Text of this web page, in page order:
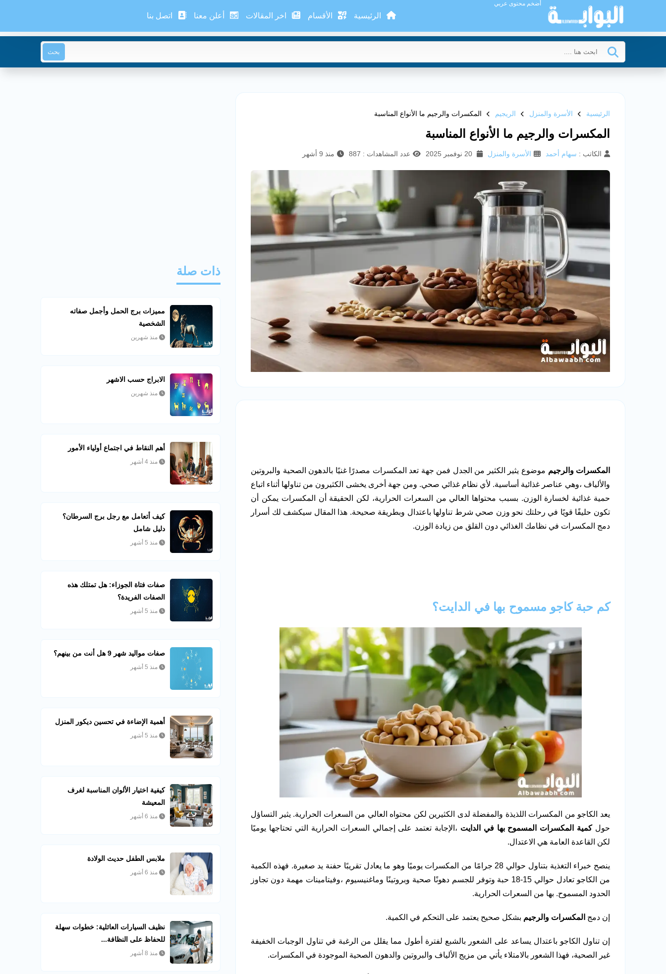
أضخم محتوى عربي
الرئيسية الأقسام اخر المقالات أعلن معنا اتصل بنا
بحث
الرئيسية الأسرة والمنزل الريجيم المكسرات والرجيم ما الأنواع المناسبة
المكسرات والرجيم ما الأنواع المناسبة
الكاتب : سهام أحمد الأسرة والمنزل عدد المشاهدات : 887 منذ 9 أشهر
المكسرات والرجيم موضوع يثير الكثير من الجدل فمن جهة تعد المكسرات مصدرًا غنيًا بالدهون الصحية والبروتين
والألياف ،وهي عناصر غذائية أساسية. لأي نظام غذائي صحي. ومن جهة أخرى يخشى الكثيرون من تناولها أثناء اتباع
حمية غذائية لخسارة الوزن. بسبب محتواها العالي من السعرات الحرارية، لكن الحقيقة أن المكسرات يمكن أن
تكون حليفًا قويًا في رحلتك نحو وزن صحي شرط تناولها باعتدال وبطريقة صحيحة. هذا المقال سيكشف لك أسرار
دمج المكسرات في نظامك الغذائي دون القلق من زيادة الوزن.
كم حبة كاجو مسموح بها في الدايت؟
يعد الكاجو من المكسرات اللذيذة والمفضلة لدى الكثيرين لكن محتواه العالي من السعرات الحرارية. يثير التساؤل
حولكمية المكسرات المسموح بها في الدايت ،الإجابة تعتمد على إجمالي السعرات الحرارية التي تحتاجها يوميًا
لكن القاعدة العامة هي الاعتدال.
ينصح خبراء التغذية بتناول حوالي 28 جرامًا من المكسرات يوميًا وهو ما يعادل تقريبًا حفنة يد صغيرة. فهذه الكمية
من الكاجو تعادل حوالي 15-18 حبة وتوفر للجسم دهونًا صحية وبروتينًا وماغنيسيوم ،وفيتامينات مهمة دون تجاوز
الحدود المسموح. بها من السعرات الحرارية.
إن دمج المكسرات والرجيم بشكل صحيح يعتمد على التحكم في الكمية.
إن تناول الكاجو باعتدال يساعد على الشعور بالشبع لفترة أطول مما يقلل من الرغبة في تناول الوجبات الخفيفة
غير الصحية، فهذا الشعور بالامتلاء يأتي من مزيج الألياف والبروتين والدهون الصحية الموجودة في المكسرات.
ذات صلة
مميزات برج الحمل وأجمل صفاته
الشخصية
منذ شهرين
الابراج حسب الاشهر
منذ شهرين
أهم النقاط في اجتماع أولياء الأمور
منذ 4 أشهر
كيف أتعامل مع رجل برج السرطان؟
دليل شامل
منذ 5 أشهر
صفات فتاة الجوزاء: هل تمتلك هذه
الصفات الفريدة؟
منذ 5 أشهر
صفات مواليد شهر 9 هل أنت من بينهم؟
منذ 5 أشهر
أهمية الإضاءة في تحسين ديكور المنزل
منذ 5 أشهر
كيفية اختيار الألوان المناسبة لغرف
المعيشة
منذ 6 أشهر
ملابس الطفل حديث الولادة
منذ 6 أشهر
نظيف السيارات العائلية: خطوات سهلة
للحفاظ على النظافة...
منذ 8 أشهر